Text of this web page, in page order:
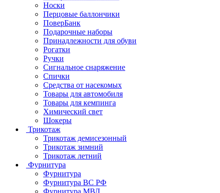
Носки
Перцовые баллончики
ПоверБанк
Подарочные наборы
Принадлежности для обуви
Рогатки
Ручки
Сигнальное снаряжение
Спички
Средства от насекомых
Товары для автомобиля
Товары для кемпинга
Химический свет
Шокеры
Трикотаж
Трикотаж демисезонный
Трикотаж зимний
Трикотаж летний
Фурнитура
Фурнитура
Фурнитура ВС РФ